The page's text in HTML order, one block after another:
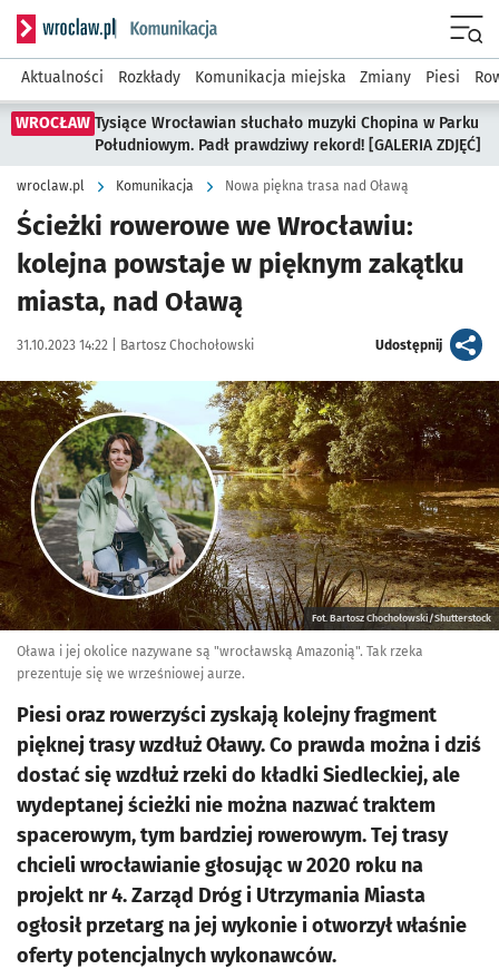
Serwis informacyjny wroclaw.pl podserwis: Komunikacja
Aktualności Rozkłady Komunikacja miejska Zmiany Piesi
WROCŁAW Tysiące Wrocławian słuchało muzyki Chopina w Parku
Południowym. Padł prawdziwy rekord! [GALERIA ZDJĘĆ]
wroclaw.pl Komunikacja Nowa piękna trasa nad Oławą
Ścieżki rowerowe we Wrocławiu:
kolejna powstaje w pięknym zakątku
miasta, nad Oławą
Data publikacji:
31.10.2023 14:22 | Autor:
Bartosz Chochołowski Udostępnijartykuł
Kliknij, aby powiększyć
Fot. Bartosz Chochołowski/Shutterstock
Oława i jej okolice nazywane są "wrocławską Amazonią". Tak rzeka
prezentuje się we wrześniowej aurze.
Piesi oraz rowerzyści zyskają kolejny fragment
pięknej trasy wzdłuż Oławy. Co prawda można i dziś
dostać się wzdłuż rzeki do kładki Siedleckiej, ale
wydeptanej ścieżki nie można nazwać traktem
spacerowym, tym bardziej rowerowym. Tej trasy
chcieli wrocławianie głosując w 2020 roku na
projekt nr 4. Zarząd Dróg i Utrzymania Miasta
ogłosił przetarg na jej wykonie i otworzył właśnie
oferty potencjalnych wykonawców.